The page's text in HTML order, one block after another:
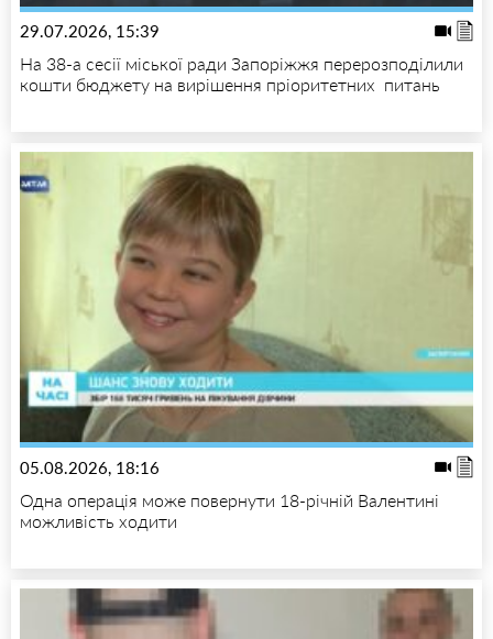
29.07.2026, 15:39
На 38-а сесії міської ради Запоріжжя перерозподілили
кошти бюджету на вирішення пріоритетних питань
05.08.2026, 18:16
Одна операція може повернути 18-річній Валентині
можливість ходити